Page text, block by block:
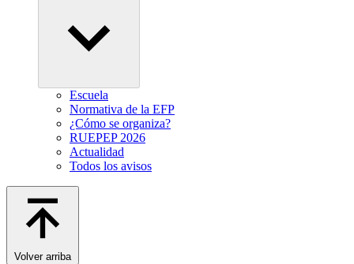
Escuela
Normativa de la EFP
¿Cómo se organiza?
RUEPEP 2026
Actualidad
Todos los avisos
Volver arriba